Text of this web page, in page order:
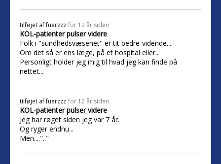
tilføjet affuerzzz for 12 år siden
KOL-patienter pulser videre
Folk i "sundhedsvæsenet" er tit bedre-vidende....
Om det så er ens læge, på et hospital eller...
Personligt holder jeg mig til hvad jeg kan finde på
nettet...
tilføjet affuerzzz for 12 år siden
KOL-patienter pulser videre
Jeg har røget siden jeg var 7 år.
Og ryger endnu...
Men....".."